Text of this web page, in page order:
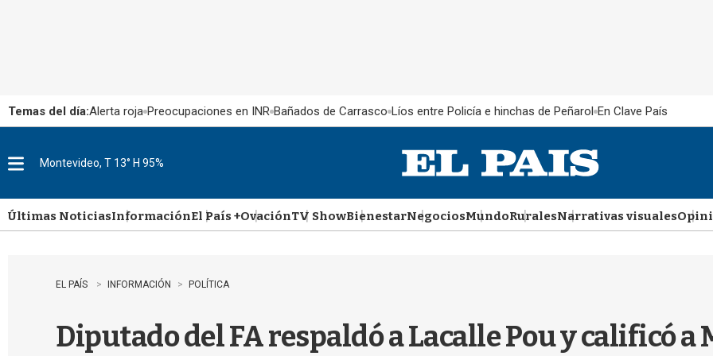
Temas del día:Alerta roja Preocupaciones en INR Bañados de Carrasco Líos entre Policía e hinchas de Peñarol En Clave País
u
Montevideo, T 13° H 95%
Últimas NoticiasInformaciónEl País +OvaciónTV ShowBienestarNegociosMundoRuralesNarrativas visuales
EL PAÍS INFORMACIÓN POLÍTICA
Diputado del FA respaldó a Lacalle Pou y calificó a